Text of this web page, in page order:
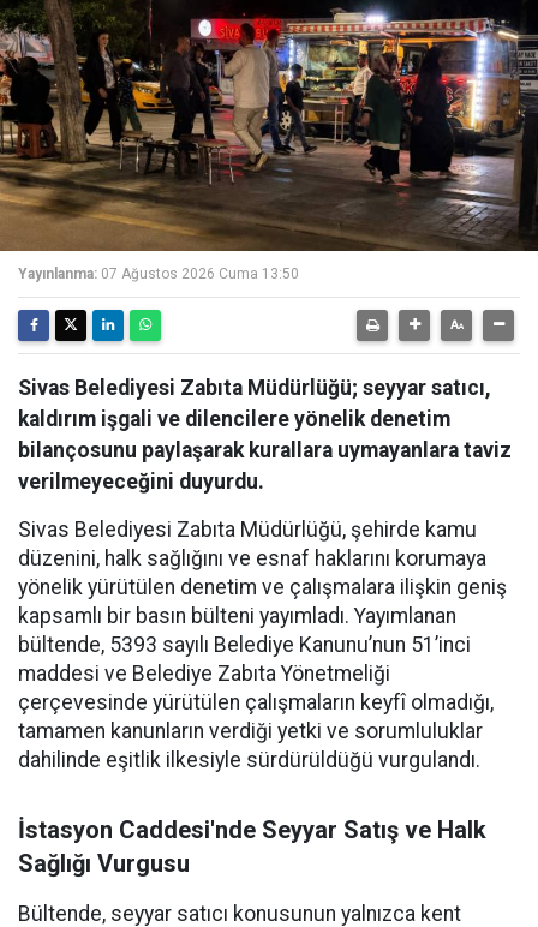
Yayınlanma: 07 Ağustos 2026 Cuma 13:50
Sivas Belediyesi Zabıta Müdürlüğü; seyyar satıcı,
kaldırım işgali ve dilencilere yönelik denetim
bilançosunu paylaşarak kurallara uymayanlara taviz
verilmeyeceğini duyurdu.
Sivas Belediyesi Zabıta Müdürlüğü, şehirde kamu
düzenini, halk sağlığını ve esnaf haklarını korumaya
yönelik yürütülen denetim ve çalışmalara ilişkin geniş
kapsamlı bir basın bülteni yayımladı. Yayımlanan
bültende, 5393 sayılı Belediye Kanunu’nun 51’inci
maddesi ve Belediye Zabıta Yönetmeliği
çerçevesinde yürütülen çalışmaların keyfî olmadığı,
tamamen kanunların verdiği yetki ve sorumluluklar
dahilinde eşitlik ilkesiyle sürdürüldüğü vurgulandı.
İstasyon Caddesi'nde Seyyar Satış ve Halk
Sağlığı Vurgusu
Bültende, seyyar satıcı konusunun yalnızca kent